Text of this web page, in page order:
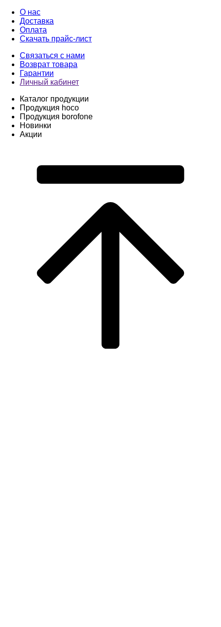
О нас
Доставка
Оплата
Скачать прайс-лист
Связаться с нами
Возврат товара
Гарантии
Личный кабинет
Каталог продукции
Продукция hoco
Продукция borofone
Новинки
Акции